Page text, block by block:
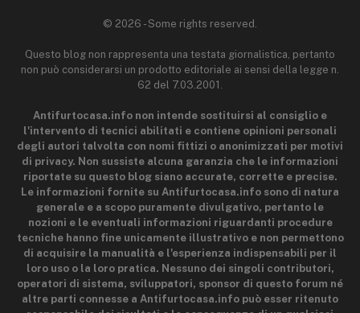
© 2026 - Some rights reserved.
Questo blog non rappresenta una testata giornalistica, pertanto
non può considerarsi un prodotto editoriale ai sensi della legge n.
62 del 7.03.2001.
Antifurtocasa.info non intende sostituirsi al consiglio e
l'intervento di tecnici abilitati e contiene opinioni personali
degli autori talvolta con nomi fittizi o anonimizzati per motivi
di privacy. Non sussiste alcuna garanzia che le informazioni
riportate su questo blog siano accurate, corrette e precise.
Le informazioni fornite su Antifurtocasa.info sono di natura
generale e a scopo puramente divulgativo, pertanto le
nozioni e le eventuali informazioni riguardanti procedure
tecniche hanno fine unicamente illustrativo e non permettono
di acquisire la manualità e l'esperienza indispensabili per il
loro uso o la loro pratica. Nessuno dei singoli contributori,
operatori di sistema, sviluppatori, sponsor di questo forum né
altre parti connesse a Antifurtocasa.info può esser ritenuto